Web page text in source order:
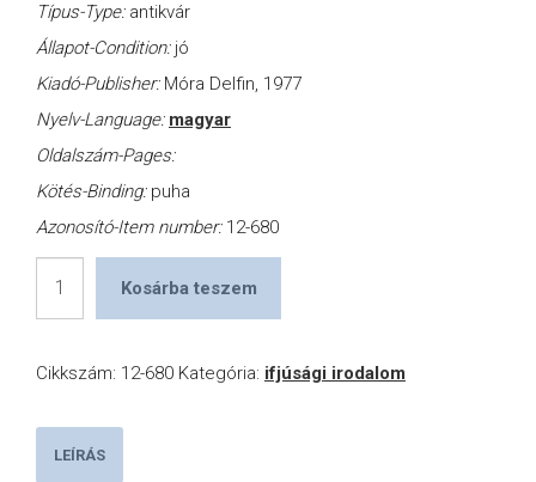
Típus-Type: antikvár
Állapot-Condition: jó
Kiadó-Publisher: Móra Delfin, 1977
Nyelv-Language: magyar
Oldalszám-Pages:
Kötés-Binding: puha
Azonosító-Item number: 12-680
mennyiség
Kosárba teszem
Cikkszám: 12-680 Kategória: ifjúsági irodalom
LEÍRÁS